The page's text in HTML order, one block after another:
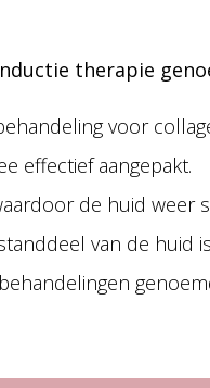
therapie
voor
effectief aangepakt.
de huid weer
van de huid